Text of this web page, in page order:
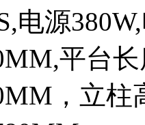
电源
平台
，立